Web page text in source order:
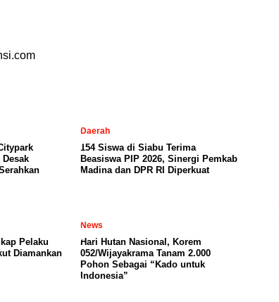
Desak
Daerah
154 Siswa di Siabu Terima
Beasiswa PIP 2026, Sinergi Pemkab
Madina dan DPR RI Diperkuat
Pelaku
Diamankan
News
Hari Hutan Nasional, Korem
052/Wijayakrama Tanam 2.000
Pohon Sebagai “Kado untuk
Indonesia”